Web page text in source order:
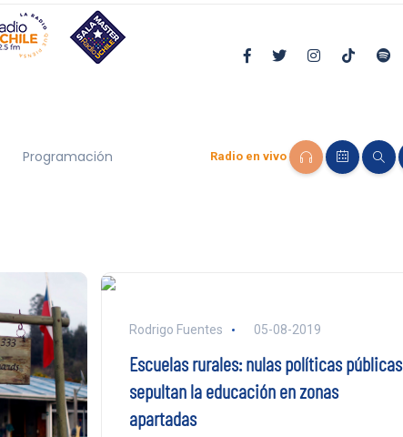
Programación Radio en vivo
Rodrigo Fuentes 05-08-2019
Escuelas rurales: nulas políticas públicas
sepultan la educación en zonas
apartadas